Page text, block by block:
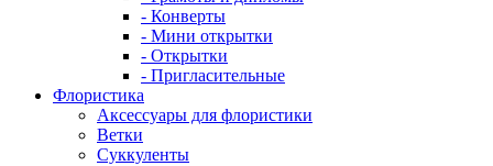
- Конверты
- Мини открытки
- Открытки
- Пригласительные
Флористика
Аксессуары для флористики
Ветки
Суккуленты